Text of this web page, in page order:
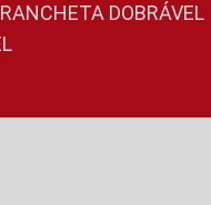
DOBRÁVEL